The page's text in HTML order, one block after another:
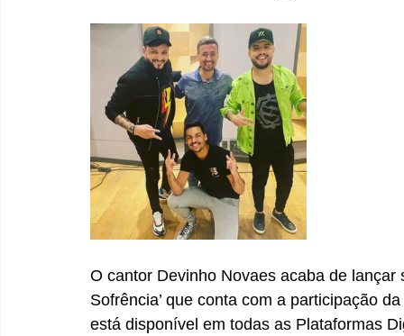
O cantor Devinho Novaes acaba de
Sofrência’ que conta com a participação
está disponível em todas as Plataformas